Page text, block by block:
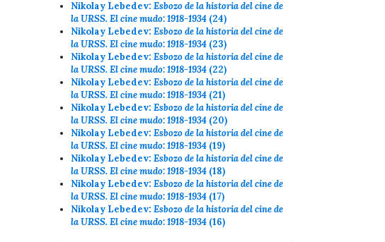
Nikolay Lebedev:Esbozo de la historia del cine de
la URSS. El cine mudo: 1918-1934 (24)
Nikolay Lebedev:Esbozo de la historia del cine de
la URSS. El cine mudo: 1918-1934 (23)
Nikolay Lebedev:Esbozo de la historia del cine de
la URSS. El cine mudo: 1918-1934 (22)
Nikolay Lebedev:Esbozo de la historia del cine de
la URSS. El cine mudo: 1918-1934 (21)
Nikolay Lebedev:Esbozo de la historia del cine de
la URSS. El cine mudo: 1918-1934 (20)
Nikolay Lebedev:Esbozo de la historia del cine de
la URSS. El cine mudo: 1918-1934 (19)
Nikolay Lebedev:Esbozo de la historia del cine de
la URSS. El cine mudo: 1918-1934 (18)
Nikolay Lebedev:Esbozo de la historia del cine de
la URSS. El cine mudo: 1918-1934 (17)
Nikolay Lebedev:Esbozo de la historia del cine de
la URSS. El cine mudo: 1918-1934 (16)